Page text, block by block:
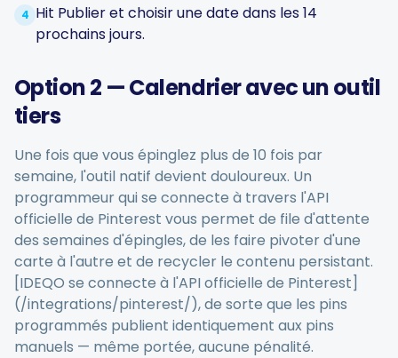
Conseils sur les réseaux sociaux
Stratégie de contenu
Commerce électronique
Shopify
4 Hit Publier et choisir une date dans les 14
prochains jours.
Option 2 — Calendrier avec un outil
tiers
Une fois que vous épinglez plus de 10 fois par
semaine, l'outil natif devient douloureux. Un
programmeur qui se connecte à travers l'API
officielle de Pinterest vous permet de file d'attente
des semaines d'épingles, de les faire pivoter d'une
carte à l'autre et de recycler le contenu persistant.
[IDEQO se connecte à l'API officielle de Pinterest]
(/integrations/pinterest/), de sorte que les pins
programmés publient identiquement aux pins
manuels — même portée, aucune pénalité.